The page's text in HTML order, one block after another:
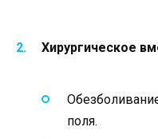
Хирургическое
поля.